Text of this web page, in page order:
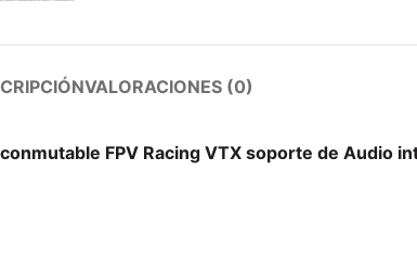
VALORACIONES (0)
FPV Racing VTX soporte de Audio